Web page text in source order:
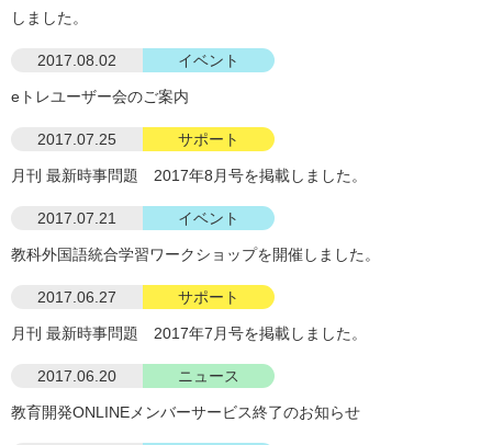
しました。
2017.08.02 イベント
eトレユーザー会のご案内
2017.07.25 サポート
月刊 最新時事問題 2017年8月号を掲載しました。
2017.07.21 イベント
教科外国語統合学習ワークショップを開催しました。
2017.06.27 サポート
月刊 最新時事問題 2017年7月号を掲載しました。
2017.06.20 ニュース
教育開発ONLINEメンバーサービス終了のお知らせ